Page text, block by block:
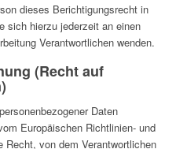
dieses Berichtigungsrecht in
sich hierzu jederzeit an einen
Verantwortlichen wenden.
(Recht auf
Daten
Europäischen Richtlinien- und
Recht, von dem Verantwortlichen